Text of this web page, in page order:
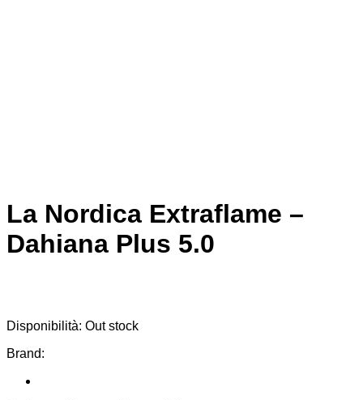
La Nordica Extraflame –
Dahiana Plus 5.0
Disponibilità: Out stock
Brand: